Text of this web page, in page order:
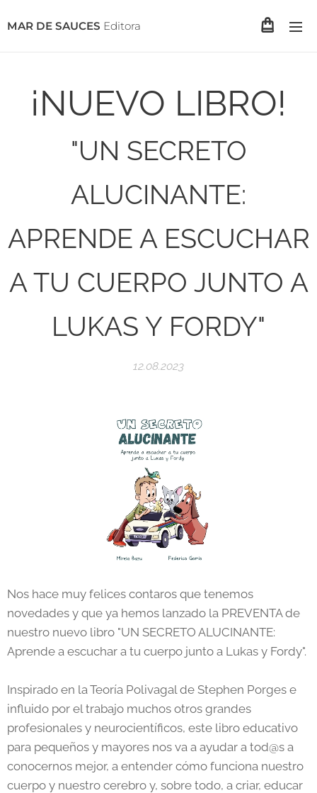
MAR DE SAUCES Editora
¡NUEVO LIBRO!
"UN SECRETO
ALUCINANTE:
APRENDE A ESCUCHAR
A TU CUERPO JUNTO A
LUKAS Y FORDY"
12.08.2023
Nos hace muy felices contaros que tenemos
novedades y que ya hemos lanzado la PREVENTA de
nuestro nuevo libro "UN SECRETO ALUCINANTE:
Aprende a escuchar a tu cuerpo junto a Lukas y Fordy".
Inspirado en la Teoría Polivagal de Stephen Porges e
influido por el trabajo muchos otros grandes
profesionales y neurocientíficos, este libro educativo
para pequeños y mayores nos va a ayudar a tod@s a
conocernos mejor, a entender cómo funciona nuestro
cuerpo y nuestro cerebro y, sobre todo, a criar, educar